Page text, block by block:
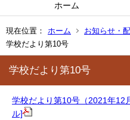
ホーム
現在位置： ホーム お知らせ・
学校だより第10号
学校だより第10号
学校だより第10号（2021年12
ル]